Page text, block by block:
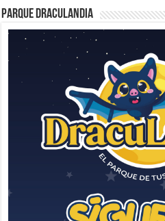
Parque Draculandia